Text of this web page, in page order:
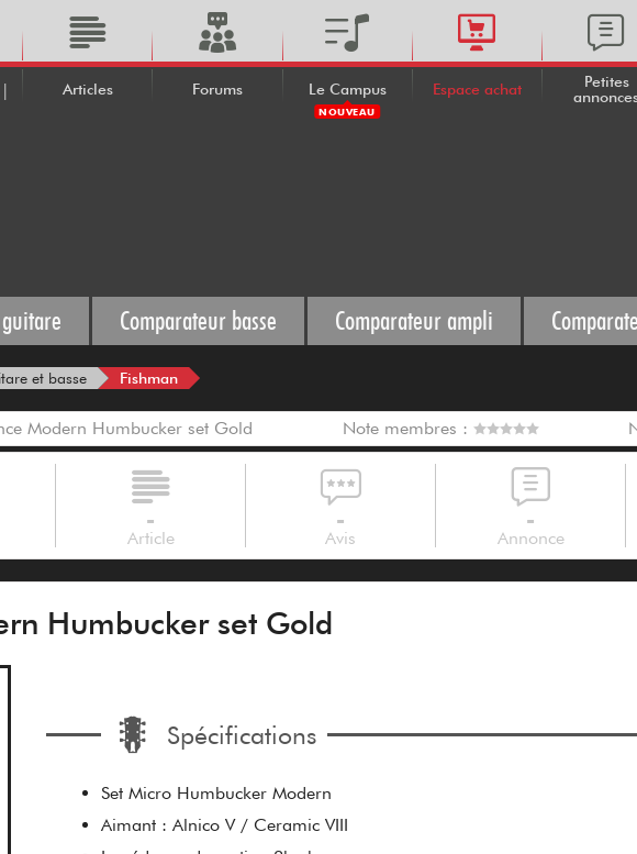
|
Articles Forums Le Campus
NOUVEAU
Espace achat
Petites
Comparateur basse Comparateur ampli
et basse Fishman
Modern Humbucker set Gold Note membres :
-
Article
-
Avis
-
Annonce
Humbucker set Gold
Spécifications
Set Micro Humbucker Modern
Aimant : Alnico V / Ceramic VIII